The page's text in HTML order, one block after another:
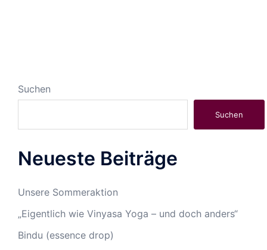
Suchen
Suchen
Neueste Beiträge
Unsere Sommeraktion
„Eigentlich wie Vinyasa Yoga – und doch anders“
Bindu (essence drop)